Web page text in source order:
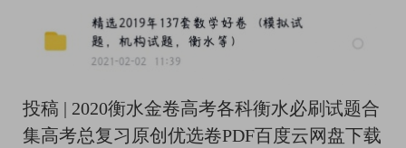
投稿 | 2020衡水金卷高考各科衡水必刷试题合
集高考总复习原创优选卷PDF百度云网盘下载